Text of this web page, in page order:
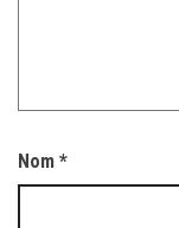
Nom *